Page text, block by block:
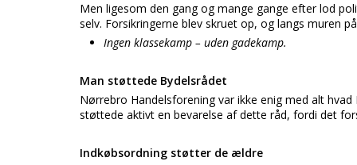
Men ligesom den gang og mange gange efter lod
selv. Forsikringerne blev skruet op, og langs muren
Ingen klassekamp – uden gadekamp.
Man støttede Bydelsrådet
Nørrebro Handelsforening var ikke enig med alt
støttede aktivt en bevarelse af dette råd, fordi det
Indkøbsordning støtter de ældre